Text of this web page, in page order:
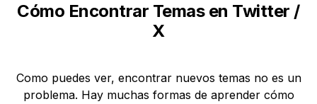
Cómo Encontrar Temas en Twitter /
X
Como puedes ver, encontrar nuevos temas no es un
problema. Hay muchas formas de aprender cómo